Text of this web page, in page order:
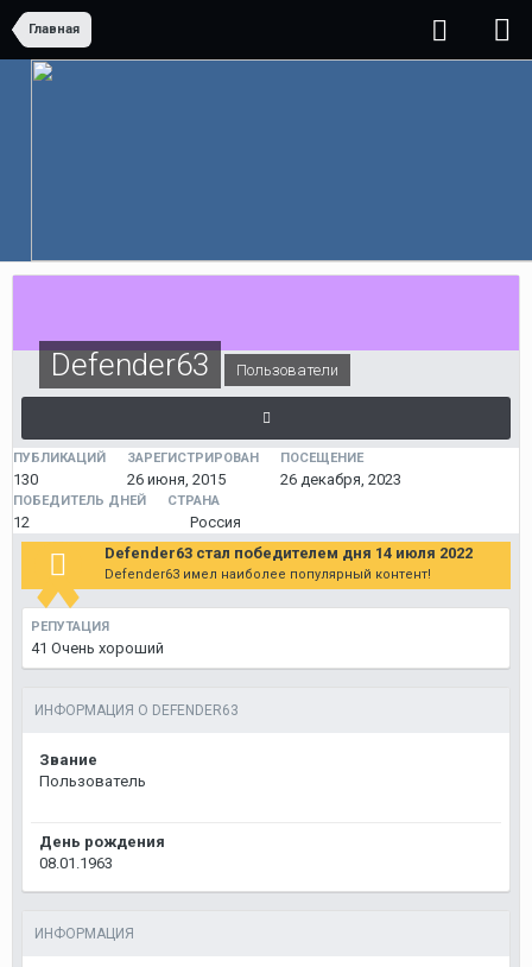
Главная
Defender63 Пользователи
ПУБЛИКАЦИЙ
130
ЗАРЕГИСТРИРОВАН
26 июня, 2015
ПОСЕЩЕНИЕ
26 декабря, 2023
ПОБЕДИТЕЛЬ ДНЕЙ
12
СТРАНА
Россия
Defender63 стал победителем дня 14 июля 2022
Defender63 имел наиболее популярный контент!
РЕПУТАЦИЯ
41 Очень хороший
ИНФОРМАЦИЯ О DEFENDER63
Звание
Пользователь
День рождения
08.01.1963
ИНФОРМАЦИЯ